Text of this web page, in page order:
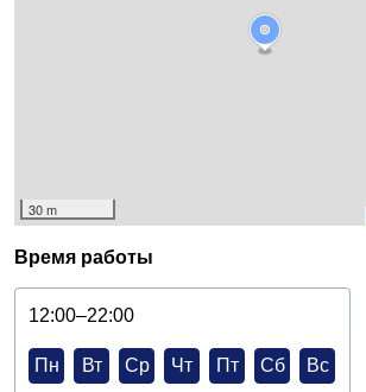
30 m
Время работы
12:00–22:00
Пн Вт Ср Чт Пт Сб Вс